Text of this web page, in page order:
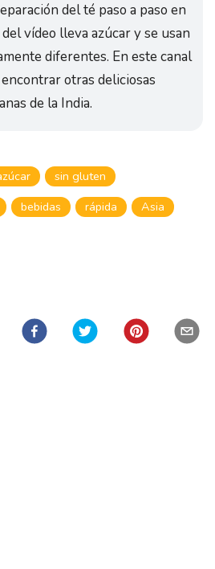
del té paso a paso en
vídeo lleva azúcar y se usan
diferentes. En este canal
otras deliciosas
de la India.
sin gluten
bebidas rápida
Asia